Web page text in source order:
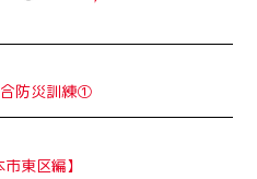
防災訓練①
東区編】